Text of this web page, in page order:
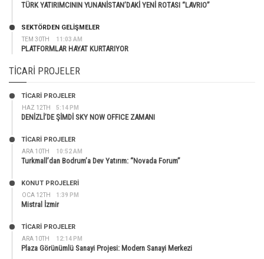
TÜRK YATIRIMCININ YUNANİSTAN’DAKİ YENİ ROTASI “LAVRIO”
TEM 30TH 11:03 AM
SEKTÖRDEN GELIŞMELER
PLATFORMLAR HAYAT KURTARIYOR
TICARI PROJELER
HAZ 12TH 5:14 PM
TİCARİ PROJELER
DENİZLİ’DE ŞİMDİ SKY NOW OFFICE ZAMANI
ARA 10TH 10:52 AM
TİCARİ PROJELER
Turkmall’dan Bodrum’a Dev Yatırım: “Novada Forum”
OCA 12TH 1:39 PM
KONUT PROJELERI
Mistral İzmir
ARA 10TH 12:14 PM
TİCARİ PROJELER
Plaza Görünümlü Sanayi Projesi: Modern Sanayi Merkezi